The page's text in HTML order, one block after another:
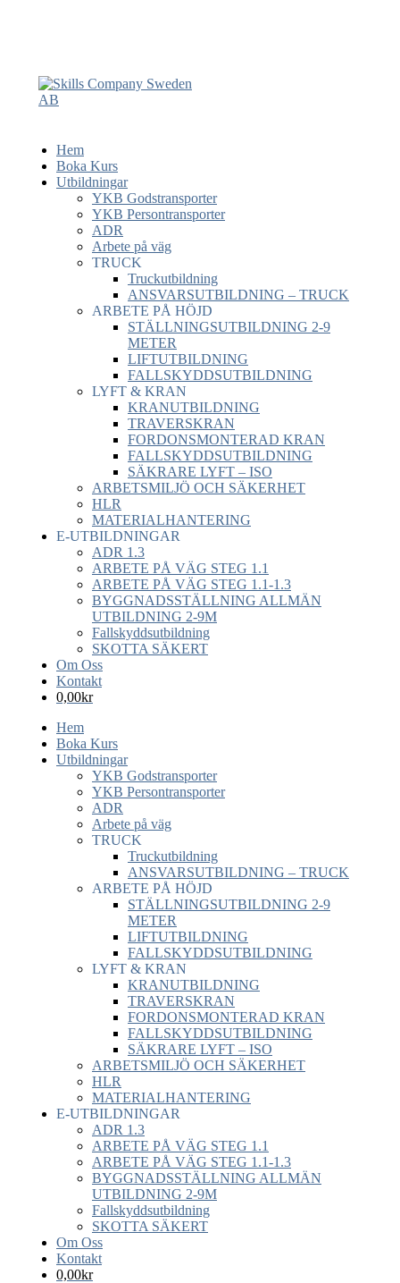
Hem
Boka Kurs
Utbildningar
YKB Godstransporter
YKB Persontransporter
ADR
Arbete på väg
TRUCK
Truckutbildning
ANSVARSUTBILDNING – TRUCK
ARBETE PÅ HÖJD
STÄLLNINGSUTBILDNING 2-9
METER
LIFTUTBILDNING
FALLSKYDDSUTBILDNING
LYFT & KRAN
KRANUTBILDNING
TRAVERSKRAN
FORDONSMONTERAD KRAN
FALLSKYDDSUTBILDNING
SÄKRARE LYFT – ISO
ARBETSMILJÖ OCH SÄKERHET
HLR
MATERIALHANTERING
E-UTBILDNINGAR
ADR 1.3
ARBETE PÅ VÄG STEG 1.1
ARBETE PÅ VÄG STEG 1.1-1.3
BYGGNADSSTÄLLNING ALLMÄN
UTBILDNING 2-9M
Fallskyddsutbildning
SKOTTA SÄKERT
Om Oss
Kontakt
0,00kr
Hem
Boka Kurs
Utbildningar
YKB Godstransporter
YKB Persontransporter
ADR
Arbete på väg
TRUCK
Truckutbildning
ANSVARSUTBILDNING – TRUCK
ARBETE PÅ HÖJD
STÄLLNINGSUTBILDNING 2-9
METER
LIFTUTBILDNING
FALLSKYDDSUTBILDNING
LYFT & KRAN
KRANUTBILDNING
TRAVERSKRAN
FORDONSMONTERAD KRAN
FALLSKYDDSUTBILDNING
SÄKRARE LYFT – ISO
ARBETSMILJÖ OCH SÄKERHET
HLR
MATERIALHANTERING
E-UTBILDNINGAR
ADR 1.3
ARBETE PÅ VÄG STEG 1.1
ARBETE PÅ VÄG STEG 1.1-1.3
BYGGNADSSTÄLLNING ALLMÄN
UTBILDNING 2-9M
Fallskyddsutbildning
SKOTTA SÄKERT
Om Oss
Kontakt
0,00kr